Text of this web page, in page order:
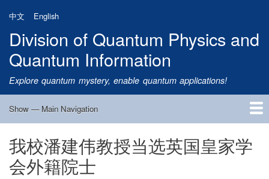
main
content
中文 English
Division of Quantum Physics and
Quantum Information
Explore quantum mystery, enable quantum applications!
Main
Show — Main Navigation
Home
Research
Quantum Satellite
People
News
Research Progress
Talks
Publications
Notice
Admission
Links
我校潘建伟教授当选英国皇家学
会外籍院士